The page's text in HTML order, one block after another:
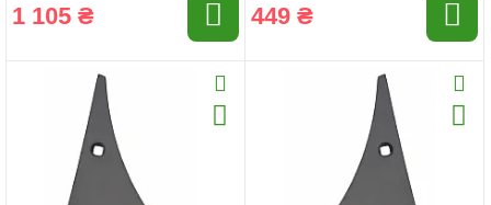
1 105 ₴ 449 ₴